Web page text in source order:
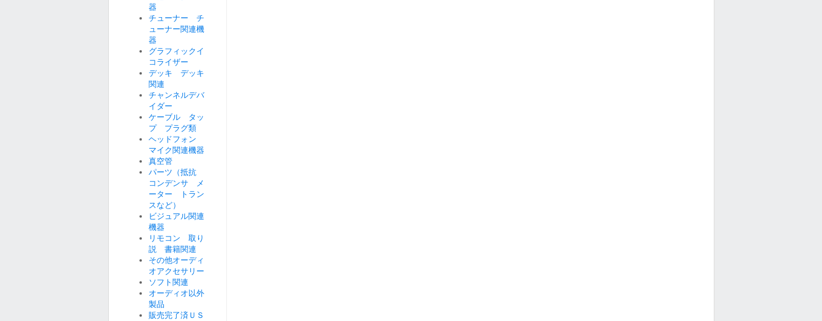
器
チューナー チ
ューナー関連機
器
グラフィックイ
コライザー
デッキ デッキ
関連
チャンネルデバ
イダー
ケーブル タッ
プ プラグ類
ヘッドフォン
マイク関連機器
真空管
パーツ（抵抗
コンデンサ メ
ーター トラン
スなど）
ビジュアル関連
機器
リモコン 取り
説 書籍関連
その他オーディ
オアクセサリー
ソフト関連
オーディオ以外
製品
販売完了済ＵＳ